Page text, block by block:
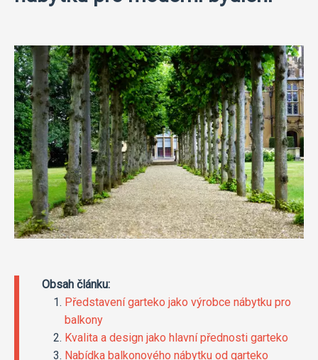
Obsah článku:
Představení garteko jako výrobce nábytku pro
balkony
Kvalita a design jako hlavní přednosti garteko
Nabídka balkonového nábytku od garteko